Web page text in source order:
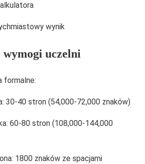
wynik
wymogi uczelni
formalne:
30-40 stron (54,000-72,000 znaków)
60-80 stron (108,000-144,000
1800 znaków ze spacjami